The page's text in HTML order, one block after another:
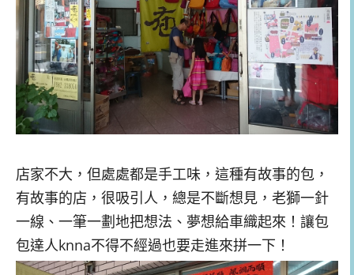
店家不大，但處處都是手工味，這種有故事的包，
有故事的店，很吸引人，總是不斷想見，老獅一針
一線、一筆一劃地把想法、夢想給車織起來！讓包
包達人knna不得不經過也要走進來拼一下！